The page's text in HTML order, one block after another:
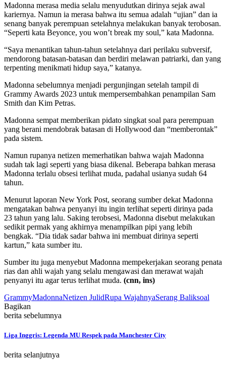
Madonna merasa media selalu menyudutkan dirinya sejak awal
kariernya. Namun ia merasa bahwa itu semua adalah “ujian” dan ia
senang banyak perempuan setelahnya melakukan banyak terobosan.
“Seperti kata Beyonce, you won’t break my soul,” kata Madonna.
“Saya menantikan tahun-tahun setelahnya dari perilaku subversif,
mendorong batasan-batasan dan berdiri melawan patriarki, dan yang
terpenting menikmati hidup saya,” katanya.
Madonna sebelumnya menjadi pergunjingan setelah tampil di
Grammy Awards 2023 untuk mempersembahkan penampilan Sam
Smith dan Kim Petras.
Madonna sempat memberikan pidato singkat soal para perempuan
yang berani mendobrak batasan di Hollywood dan “memberontak”
pada sistem.
Namun rupanya netizen memerhatikan bahwa wajah Madonna
sudah tak lagi seperti yang biasa dikenal. Beberapa bahkan merasa
Madonna terlalu obsesi terlihat muda, padahal usianya sudah 64
tahun.
Menurut laporan New York Post, seorang sumber dekat Madonna
mengatakan bahwa penyanyi itu ingin terlihat seperti dirinya pada
23 tahun yang lalu. Saking terobsesi, Madonna disebut melakukan
sedikit permak yang akhirnya menampilkan pipi yang lebih
bengkak. “Dia tidak sadar bahwa ini membuat dirinya seperti
kartun,” kata sumber itu.
Sumber itu juga menyebut Madonna mempekerjakan seorang penata
rias dan ahli wajah yang selalu mengawasi dan merawat wajah
penyanyi itu agar terus terlihat muda. (cnn, ins)
GrammyMadonnaNetizen JulidRupa WajahnyaSerang Baliksoal
Bagikan
berita sebelumnya
Liga Inggris: Legenda MU Respek pada Manchester City
berita selanjutnya